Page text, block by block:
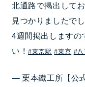
北通路で掲出して
見つかりましたで
4週間掲出しますの
い！#東京駅 #東京 #八
— 栗本鐵工所【公